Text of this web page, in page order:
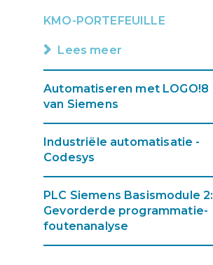
KMO-PORTEFEUILLE
Lees meer
Automatiseren met LOGO!8
van Siemens
Industriële automatisatie -
Codesys
PLC Siemens Basismodule 2:
Gevorderde programmatie-
foutenanalyse